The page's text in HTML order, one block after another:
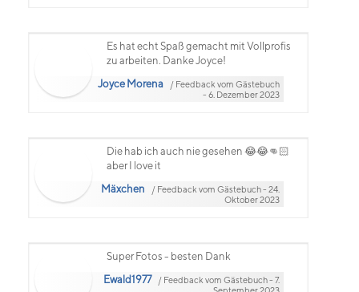
Es hat echt Spaß gemacht mit Vollprofis
zu arbeiten. Danke Joyce!
Joyce Morena
/ Feedback vom Gästebuch
- 6. Dezember 2023
Die hab ich auch nie gesehen 😂😂👊🏻
aber I love it
Mäxchen
/ Feedback vom Gästebuch - 24.
Oktober 2023
Super Fotos - besten Dank
Ewald1977
/ Feedback vom Gästebuch - 7.